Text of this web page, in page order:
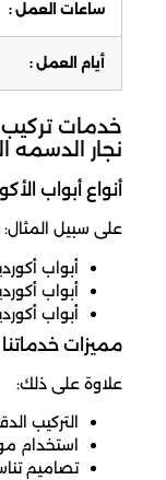
ساعات العمل :
أيام العمل :
خدمات
نجار الدسمه
أنواع أبواب
على سبيل المثال:
أبواب
أبواب
أبواب
مميزات خدماتنا
علاوة على ذلك:
التركيب
استخدام
تصاميم